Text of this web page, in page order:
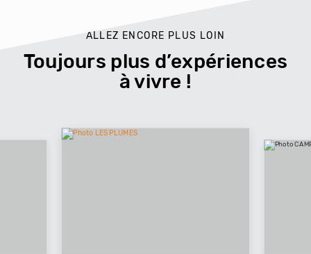
ALLEZ ENCORE PLUS LOIN
Toujours plus d’expériences
à vivre !